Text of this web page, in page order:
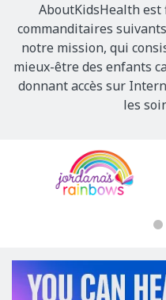
AboutKidsHealth est
commanditaires
notre mission, qui
mieux-être des enfants
donnant accès sur
les
Sponsors